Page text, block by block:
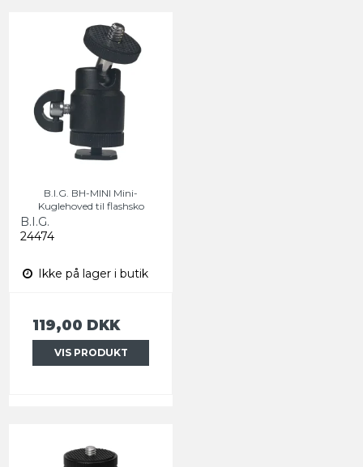
B.I.G. BH-MINI Mini-
Kuglehoved til flashsko
B.I.G.
24474
Ikke på lager i butik
119,00 DKK
VIS PRODUKT